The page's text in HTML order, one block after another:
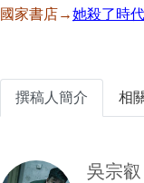
國家書店→她殺了時
撰稿人簡介 相
吳宗叡